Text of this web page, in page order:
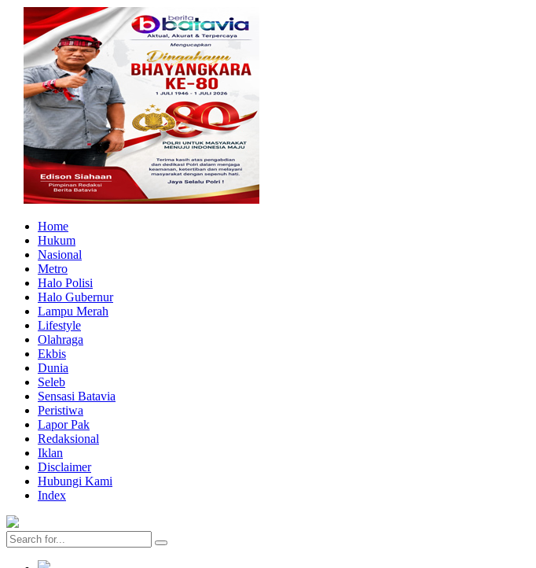
Home
Hukum
Nasional
Metro
Halo Polisi
Halo Gubernur
Lampu Merah
Lifestyle
Olahraga
Ekbis
Dunia
Seleb
Sensasi Batavia
Peristiwa
Lapor Pak
Redaksional
Iklan
Disclaimer
Hubungi Kami
Index